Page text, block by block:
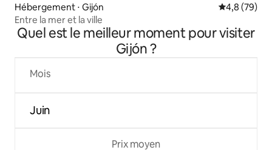
Hébergement ⋅ Gijón Évaluation
4,8 (79)
Entre la mer et la ville
Quel est le meilleur moment pour visiter
Gijón ?
Mois
Juin
Prix moyen